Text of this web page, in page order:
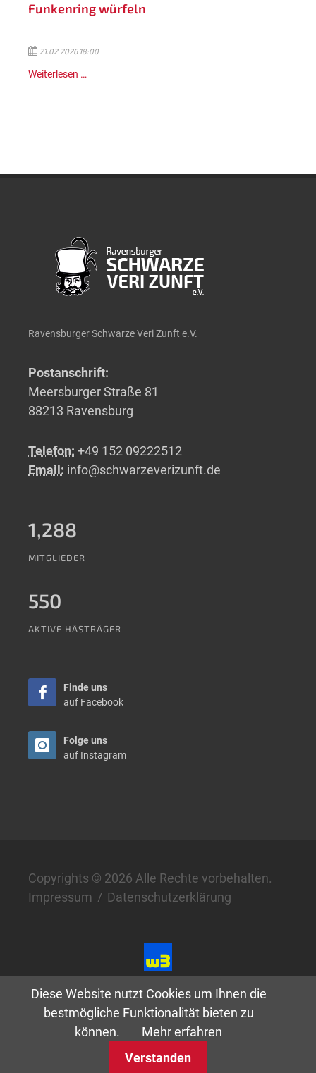
Funkenring würfeln
21.02.2026 18:00
Weiterlesen …
Ravensburger Schwarze Veri Zunft e.V.
Postanschrift:
Meersburger Straße 81
88213 Ravensburg
Telefon: +49 152 09222512
Email: info@schwarzeverizunft.de
1,288
MITGLIEDER
550
AKTIVE HÄSTRÄGER
Finde uns
auf Facebook
Folge uns
auf Instagram
Copyrights © 2026 Alle Rechte vorbehalten.
Impressum / Datenschutzerklärung
Diese Website nutzt Cookies um Ihnen die
bestmögliche Funktionalität bieten zu
können.
Mehr erfahren
Verstanden